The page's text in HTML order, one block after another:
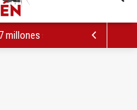
millones su inversión social en